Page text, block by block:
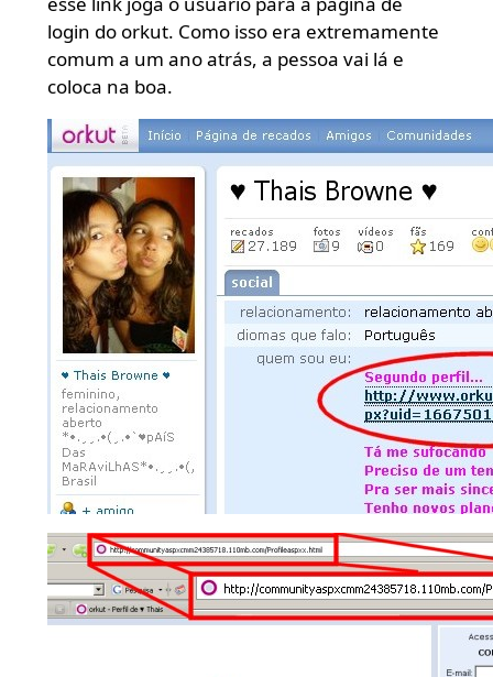
login do orkut. Como isso era extremamente
comum a um ano atrás, a pessoa vai lá e
coloca na boa.